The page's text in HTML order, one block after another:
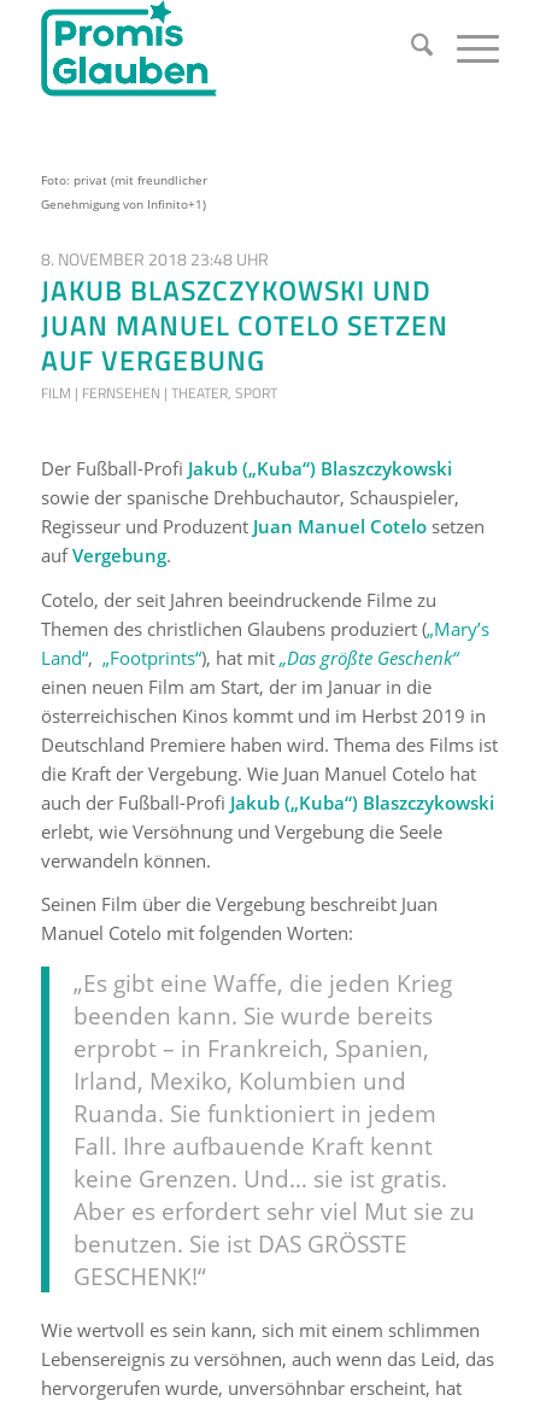
Foto: privat (mit freundlicher
Genehmigung von Infinito+1)
8. NOVEMBER 2018 23:48 UHR
JAKUB BLASZCZYKOWSKI UND
JUAN MANUEL COTELO SETZEN
AUF VERGEBUNG
FILM | FERNSEHEN | THEATER, SPORT
Der Fußball-Profi Jakub („Kuba“) Blaszczykowski
sowie der spanische Drehbuchautor, Schauspieler,
Regisseur und Produzent Juan Manuel Cotelo setzen
aufVergebung.
Cotelo, der seit Jahren beeindruckende Filme zu
Themen des christlichen Glaubens produziert („Mary’s
Land“, „Footprints“), hat mit „Das größte Geschenk“
einen neuen Film am Start, der im Januar in die
österreichischen Kinos kommt und im Herbst 2019 in
Deutschland Premiere haben wird. Thema des Films ist
die Kraft der Vergebung. Wie Juan Manuel Cotelo hat
auch der Fußball-Profi Jakub („Kuba“) Blaszczykowski
erlebt, wie Versöhnung und Vergebung die Seele
verwandeln können.
Seinen Film über die Vergebung beschreibt Juan
Manuel Cotelo mit folgenden Worten:
„Es gibt eine Waffe, die jeden Krieg
beenden kann. Sie wurde bereits
erprobt – in Frankreich, Spanien,
Irland, Mexiko, Kolumbien und
Ruanda. Sie funktioniert in jedem
Fall. Ihre aufbauende Kraft kennt
keine Grenzen. Und… sie ist gratis.
Aber es erfordert sehr viel Mut sie zu
benutzen. Sie ist DAS GRÖSSTE
GESCHENK!“
Wie wertvoll es sein kann, sich mit einem schlimmen
Lebensereignis zu versöhnen, auch wenn das Leid, das
hervorgerufen wurde, unversöhnbar erscheint, hat